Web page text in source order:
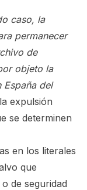
caso, la
permanecer
de
objeto la
del
expulsión
se determinen
en los literales
que
de seguridad